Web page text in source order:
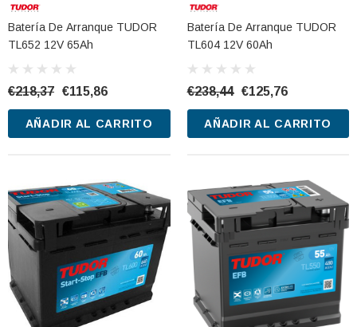
Batería De Arranque TUDOR
TL652 12V 65Ah
€218,37 €115,86
AÑADIR AL CARRITO
Batería De Arranque TUDOR
TL604 12V 60Ah
€238,44 €125,76
AÑADIR AL CARRITO